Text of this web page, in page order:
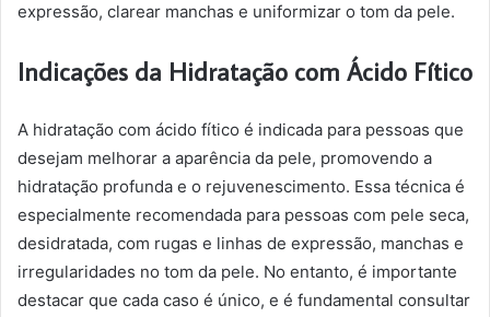
expressão, clarear manchas e uniformizar o tom da pele.
Indicações da Hidratação com Ácido Fítico
A hidratação com ácido fítico é indicada para pessoas que
desejam melhorar a aparência da pele, promovendo a
hidratação profunda e o rejuvenescimento. Essa técnica é
especialmente recomendada para pessoas com pele seca,
desidratada, com rugas e linhas de expressão, manchas e
irregularidades no tom da pele. No entanto, é importante
destacar que cada caso é único, e é fundamental consultar